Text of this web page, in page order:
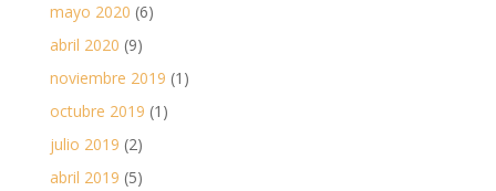
mayo 2020 (6)
abril 2020 (9)
noviembre 2019 (1)
octubre 2019 (1)
julio 2019 (2)
abril 2019 (5)